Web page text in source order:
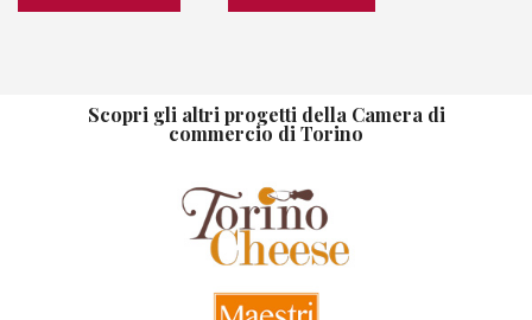
Scopri gli altri progetti della Camera di
commercio di Torino